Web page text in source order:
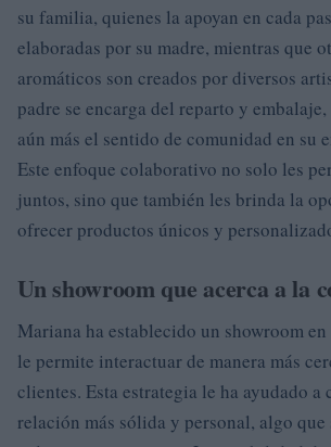
su familia, quienes la apoyan en cada
elaboradas por su madre, mientras que
aromáticos son creados por diversos
padre se encarga del reparto y
aún más el sentido de comunidad en su
Este enfoque colaborativo no solo les
juntos, sino que también les brinda la
ofrecer productos únicos y
Un showroom que acerca a la
Mariana ha establecido un showroom
le permite interactuar de manera más
clientes. Esta estrategia le ha ayudado a
relación más sólida y personal, algo que